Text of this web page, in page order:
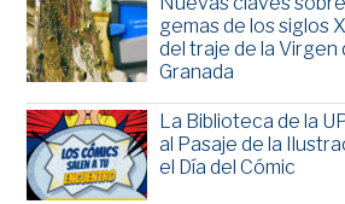
gemas de los siglos
del traje de la Virgen
Granada
La Biblioteca de la
al Pasaje de la
el Día del Cómic